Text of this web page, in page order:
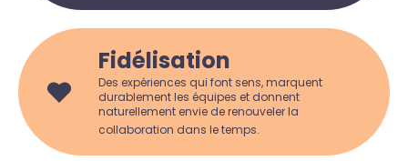
Fidélisation
Des expériences qui font sens, marquent
durablement les équipes et donnent
naturellement envie de renouveler la
collaboration dans le temps.